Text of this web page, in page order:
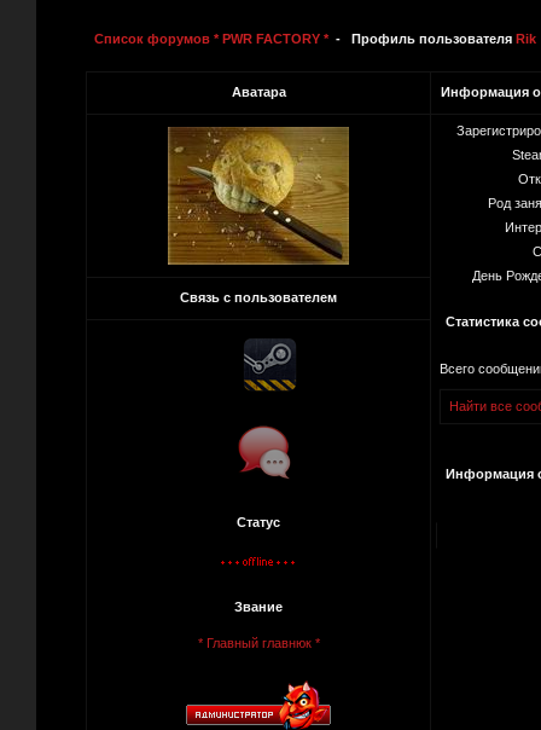
Список форумов * PWR FACTORY * - Профиль пользователя Rik
Аватара Информация о
Род
День
Статистика
Всего
Найти все
Информация
Связь с пользователем
Статус
Звание
* Главный главнюк *